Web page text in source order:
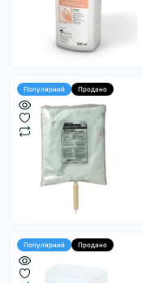
Популярний Продано
Популярний Продано